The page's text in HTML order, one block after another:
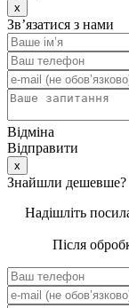
x
Зв’язатися з нами
Відміна
Відправити
x
Знайшли дешевше?
Надішліть
Після